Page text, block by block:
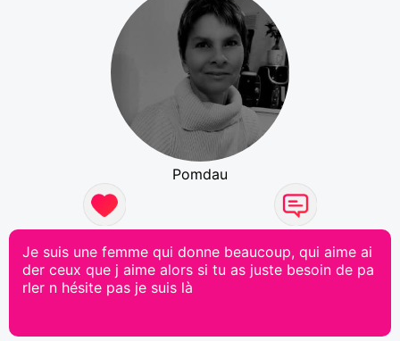
Pomdau
Je suis une femme qui donne beaucoup, qui aime ai
der ceux que j aime alors si tu as juste besoin de pa
rler n hésite pas je suis là